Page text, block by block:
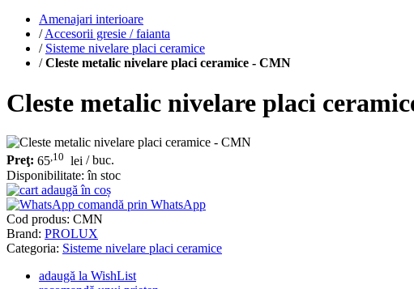
Amenajari interioare
/Accesorii gresie / faianta
/ Sisteme nivelare placi ceramice
/Cleste metalic nivelare placi ceramice - CMN
Cleste metalic nivelare placi
Preţ: 65 ,10 lei / buc.
Disponibilitate: în stoc
adaugă în coș
comandă prin WhatsApp
Cod produs: CMN
Brand: PROLUX
Categoria: Sisteme nivelare placi ceramice
adaugă la WishList